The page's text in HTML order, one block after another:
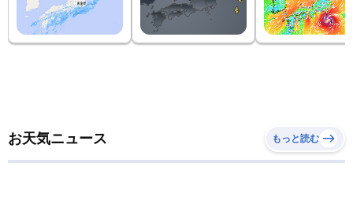
お天気ニュース もっと読む